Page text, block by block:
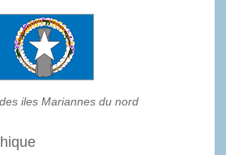
iles Mariannes du nord